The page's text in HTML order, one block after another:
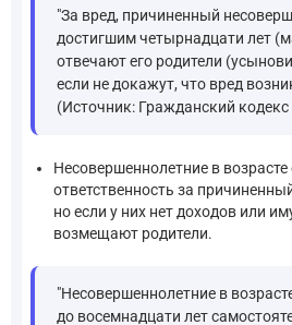
"За вред, причиненный
достигшим четырнадцати лет
отвечают его родители
если не докажут, что вред
(Источник: Гражданский
Несовершеннолетние в возрасте
ответственность за
но если у них нет доходов или
возмещают родители.
"Несовершеннолетние в
до восемнадцати лет